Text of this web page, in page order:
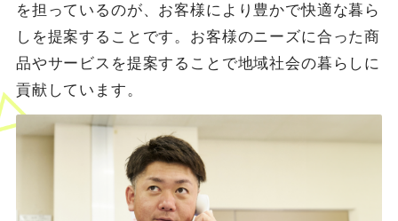
を担っているのが、お客様により豊かで快適な暮ら
しを提案することです。お客様のニーズに合った商
品やサービスを提案することで地域社会の暮らしに
貢献しています。